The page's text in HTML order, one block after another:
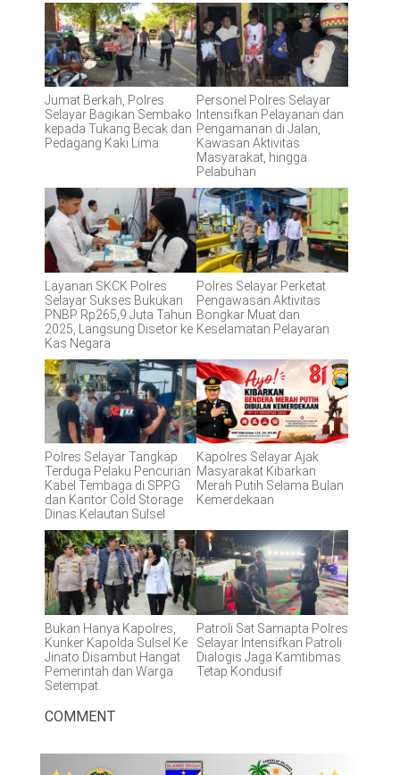
Jumat Berkah, Polres
Selayar Bagikan Sembako
kepada Tukang Becak dan
Pedagang Kaki Lima
Personel Polres Selayar
Intensifkan Pelayanan dan
Pengamanan di Jalan,
Kawasan Aktivitas
Masyarakat, hingga
Pelabuhan
Layanan SKCK Polres
Selayar Sukses Bukukan
PNBP Rp265,9 Juta Tahun
2025, Langsung Disetor ke
Kas Negara
Polres Selayar Perketat
Pengawasan Aktivitas
Bongkar Muat dan
Keselamatan Pelayaran
Polres Selayar Tangkap
Terduga Pelaku Pencurian
Kabel Tembaga di SPPG
dan Kantor Cold Storage
Dinas Kelautan Sulsel
Kapolres Selayar Ajak
Masyarakat Kibarkan
Merah Putih Selama Bulan
Kemerdekaan
Bukan Hanya Kapolres,
Kunker Kapolda Sulsel Ke
Jinato Disambut Hangat
Pemerintah dan Warga
Setempat
Patroli Sat Samapta Polres
Selayar Intensifkan Patroli
Dialogis Jaga Kamtibmas
Tetap Kondusif
COMMENT